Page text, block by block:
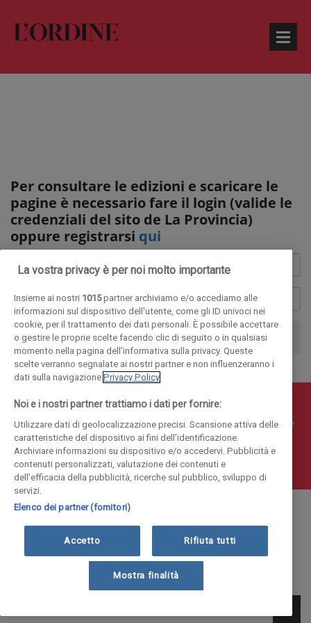
Per consultare le edizioni e scaricare le
pagine è necessario fare il login (valide le
credenziali del sito de La Provincia)
oppure registrarsi qui
© COPYRIGHT 2018 - La Provincia di Como Editoriale S.p.a.
P.IVA 00190490136 - E' vietata la riproduzione anche parziale
Iscritta al Registro Imprese di Como al n. 10410 | Capitale
Sociale Euro 1.884.300 i.v.
La vostra privacy è per noi molto importante
Insieme ai nostri 1015partner archiviamo e/o accediamo alle
informazioni sul dispositivo dell'utente, come gli ID univoci nei
cookie, per il trattamento dei dati personali. È possibile accettare
o gestire le proprie scelte facendo clic di seguito o in qualsiasi
momento nella pagina dell'informativa sulla privacy. Queste
scelte verranno segnalate ai nostri partner e non influenzeranno i
dati sulla navigazione. Privacy Policy
Noi e i nostri partner trattiamo i dati per fornire:
Utilizzare dati di geolocalizzazione precisi. Scansione attiva delle
caratteristiche del dispositivo ai fini dell’identificazione.
Archiviare informazioni su dispositivo e/o accedervi. Pubblicità e
contenuti personalizzati, valutazione dei contenuti e
dell’efficacia della pubblicità, ricerche sul pubblico, sviluppo di
servizi.
Elenco dei partner (fornitori)
Accetto Rifiuta tutti
Mostra finalità